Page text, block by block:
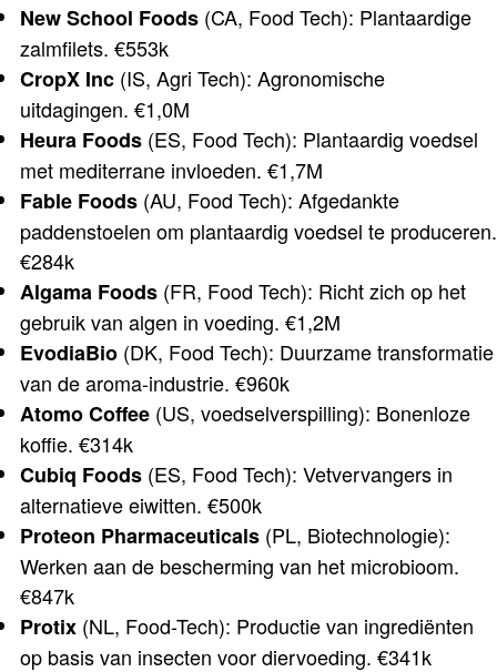
New School Foods (CA, Food Tech): Plantaardige
zalmfilets. €553k
CropX Inc (IS, Agri Tech): Agronomische
uitdagingen. €1,0M
Heura Foods (ES, Food Tech): Plantaardig voedsel
met mediterrane invloeden. €1,7M
Fable Foods (AU, Food Tech): Afgedankte
paddenstoelen om plantaardig voedsel te produceren.
€284k
Algama Foods (FR, Food Tech): Richt zich op het
gebruik van algen in voeding. €1,2M
EvodiaBio (DK, Food Tech): Duurzame transformatie
van de aroma-industrie. €960k
Atomo Coffee (US, voedselverspilling): Bonenloze
koffie. €314k
Cubiq Foods (ES, Food Tech): Vetvervangers in
alternatieve eiwitten. €500k
Proteon Pharmaceuticals (PL, Biotechnologie):
Werken aan de bescherming van het microbioom.
€847k
Protix (NL, Food-Tech): Productie van ingrediënten
op basis van insecten voor diervoeding. €341k